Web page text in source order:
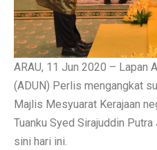
ARAU, 11 Jun 2020 – Lapan
(ADUN) Perlis mengangkat
Majlis Mesyuarat Kerajaan
Tuanku Syed Sirajuddin
sini hari ini.